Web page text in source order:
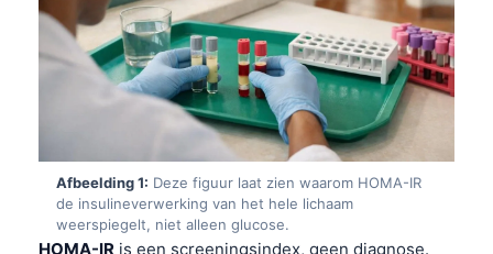
Afbeelding 1: Deze figuur laat zien waarom HOMA-IR
de insulineverwerking van het hele lichaam
weerspiegelt, niet alleen glucose.
HOMA-IR is een screeningsindex, geen diagnose.